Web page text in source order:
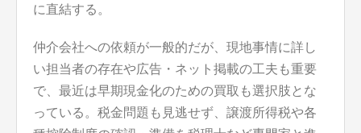
に直結する。
仲介会社への依頼が一般的だが、現地事情に詳し
い担当者の存在や広告・ネット掲載の工夫も重要
で、最近は早期現金化のための買取も選択肢とな
っている。税金問題も見逃せず、譲渡所得税や各